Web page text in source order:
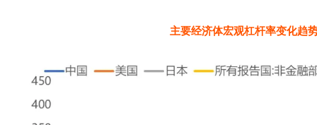
主要经济体宏观杠杆率变化趋